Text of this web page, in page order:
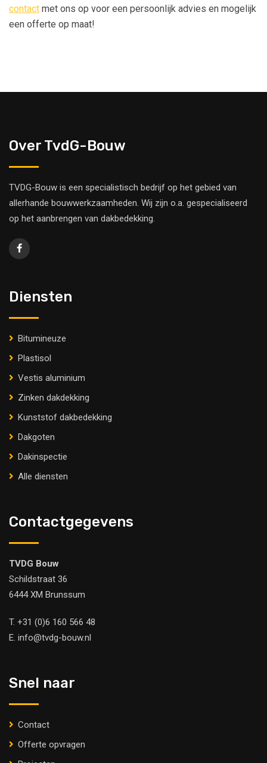
contact met ons op voor een persoonlijk advies en mogelijk
een offerte op maat!
Over TvdG-Bouw
TVDG-Bouw is een specialistisch bedrijf op het gebied van
allerhande bouwwerkzaamheden. Wij zijn o.a. gespecialiseerd
op het aanbrengen van dakbedekking.
Diensten
Bitumineuze
Plastisol
Vestis aluminium
Zinken dakdekking
Kunststof dakbedekking
Dakgoten
Dakinspectie
Alle diensten
Contactgegevens
TVDG Bouw
Schildstraat 36
6444 XM Brunssum
T. +31 (0)6 160 566 48
E. info@tvdg-bouw.nl
Snel naar
Contact
Offerte opvragen